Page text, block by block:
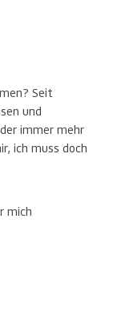
Seit
und
immer mehr
ich muss doch
mich